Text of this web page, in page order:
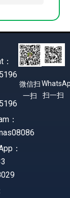
：
：
微信扫
一扫
扫一扫